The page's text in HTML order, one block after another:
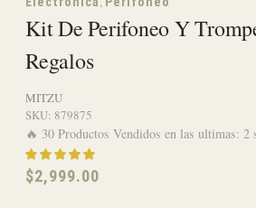
Kit De Perifoneo Y
Regalos
MITZU
SKU: 879875
🔥 30 Productos Vendidos en las ultimas: 2
$2,999.00